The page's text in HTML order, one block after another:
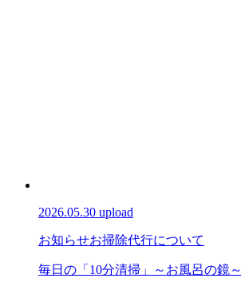
2026.05.30 upload
お知らせお掃除代行について
毎日の「10分清掃」～お風呂の鏡～